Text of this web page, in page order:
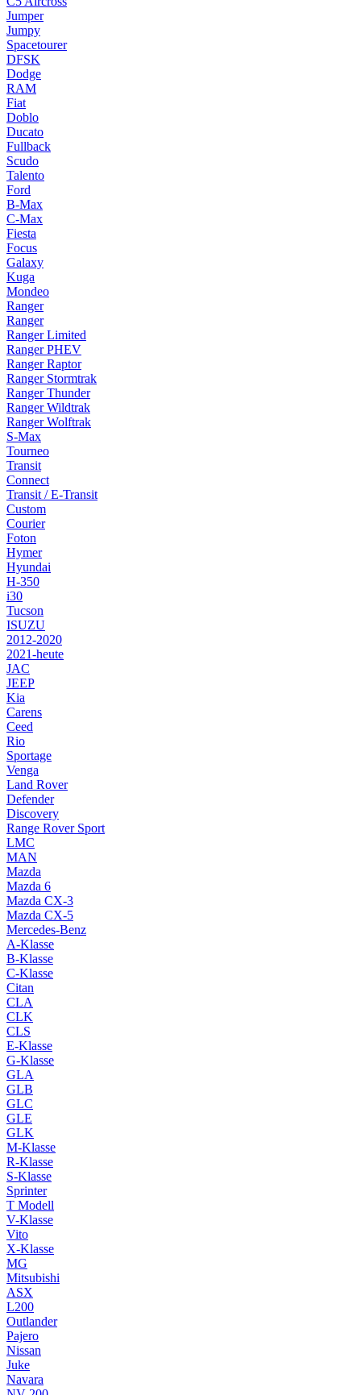
Jumper
Jumpy
Spacetourer
DFSK
Dodge
RAM
Fiat
Doblo
Ducato
Fullback
Scudo
Talento
Ford
B-Max
C-Max
Fiesta
Focus
Galaxy
Kuga
Mondeo
Ranger
Ranger
Ranger Limited
Ranger PHEV
Ranger Raptor
Ranger Stormtrak
Ranger Thunder
Ranger Wildtrak
Ranger Wolftrak
S-Max
Tourneo
Transit
Connect
Transit / E-Transit
Custom
Courier
Foton
Hymer
Hyundai
H-350
i30
Tucson
ISUZU
2012-2020
2021-heute
JAC
JEEP
Kia
Carens
Ceed
Rio
Sportage
Venga
Land Rover
Defender
Discovery
Range Rover Sport
LMC
MAN
Mazda
Mazda 6
Mazda CX-3
Mazda CX-5
Mercedes-Benz
A-Klasse
B-Klasse
C-Klasse
Citan
CLA
CLK
CLS
E-Klasse
G-Klasse
GLA
GLB
GLC
GLE
GLK
M-Klasse
R-Klasse
S-Klasse
Sprinter
T Modell
V-Klasse
Vito
X-Klasse
MG
Mitsubishi
ASX
L200
Outlander
Pajero
Nissan
Juke
Navara